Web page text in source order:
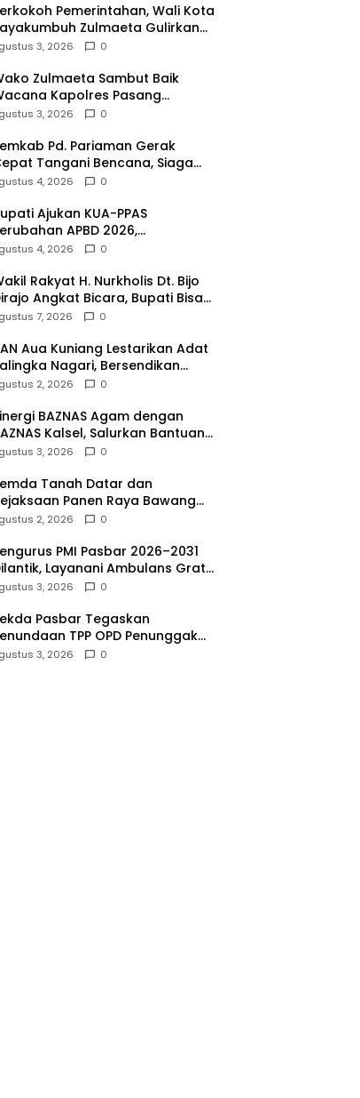
Pemerintahan, Wali Kota
Zulmaeta Gulirkan
3, 2026 0
Zulmaeta Sambut Baik
Kapolres Pasang
Pantau Lalin
3, 2026 0
Pd. Pariaman Gerak
Tangani Bencana, Siaga
Ekstrem
4, 2026 0
Ajukan KUA-PPAS
APBD 2026,
Pasbar Naik 15
4, 2026 0
Rakyat H. Nurkholis Dt. Bijo
Angkat Bicara, Bupati Bisa
7, 2026 0
Aua Kuniang Lestarikan Adat
Nagari, Bersendikan
2, 2026 0
BAZNAS Agam dengan
Kalsel, Salurkan Bantuan
Alam
3, 2026 0
Tanah Datar dan
Panen Raya Bawang
di Sawah Tangah
2, 2026 0
PMI Pasbar 2026–2031
Layanani Ambulans Gratis
Padang
3, 2026 0
Pasbar Tegaskan
TPP OPD Penunggak
Kendaraan Dinas
3, 2026 0